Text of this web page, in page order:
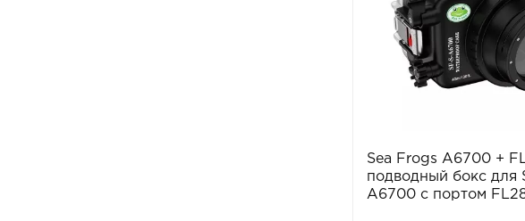
Sea Frogs A6700 +
подводный бокс для
A6700 с портом